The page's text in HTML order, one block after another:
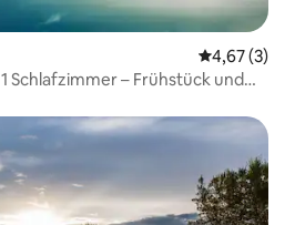
4,67 (3)
Schlafzimmer – Frühstück und